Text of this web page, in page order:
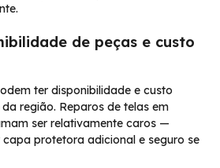
de peças e custo
ter disponibilidade e custo
região. Reparos de telas em
ser relativamente caros —
protetora adicional e seguro se